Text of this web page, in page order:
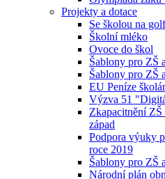
Projekty a dotace
Se školou na golf
Školní mléko
Ovoce do škol
Šablony pro ZŠ
Šablony pro ZŠ
EU Peníze
Výzva 51
Zkapacitnění
západ
Podpora výuky
roce 2019
Šablony pro ZŠ
Národní plán